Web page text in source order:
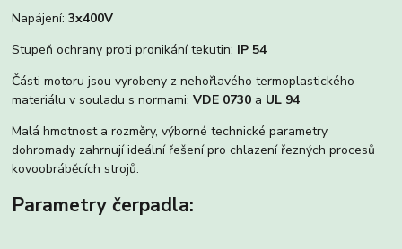
Napájení:3x400V
Stupeň ochrany proti pronikání tekutin: IP 54
Části motoru jsou vyrobeny z nehořlavého termoplastického
materiálu v souladu s normami:VDE 0730 a UL 94
Malá hmotnost a rozměry, výborné technické parametry
dohromady zahrnují ideální řešení pro chlazení řezných procesů
kovoobráběcích strojů.
Parametry čerpadla: